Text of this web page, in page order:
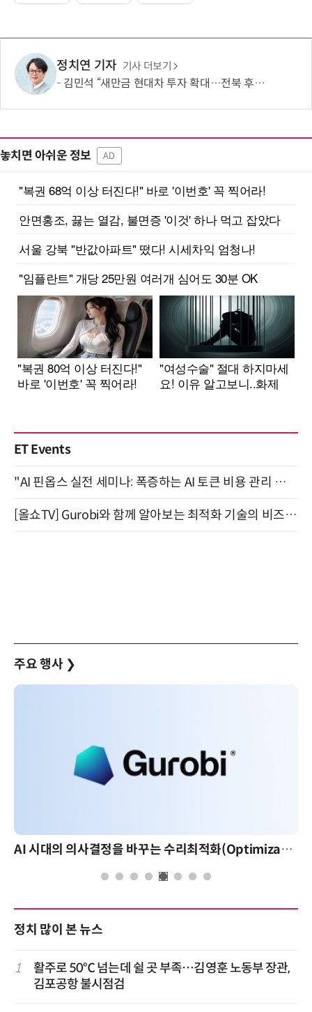
정치연 기자 기사 더보기
김민석 “새만금 현대차 투자 확대…전북 후속 메가투자 유치”
놓치면 아쉬운 정보 AD
ET Events
"AI 핀옵스 실전 세미나: 폭증하는 AI 토큰 비용 관리 전략" 8월 21일 개최
[올쇼TV] Gurobi와 함께 알아보는 최적화 기술의 비즈니스 활용 (8월 20일 생방송)
주요 행사 ❯
AI 시대의 의사결정을 바꾸는 수리최적화(Optimization): 실제 산업 적용 사례와 활용 전략
정치 많이 본 뉴스
1
활주로 50℃ 넘는데 쉴 곳 부족…김영훈 노동부 장관,
김포공항 불시점검